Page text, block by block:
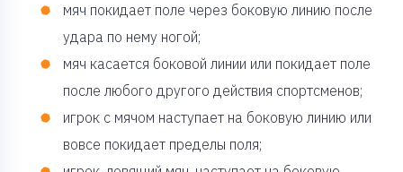
мяч покидает поле через боковую линию после
удара по нему ногой;
мяч касается боковой линии или покидает поле
после любого другого действия спортсменов;
игрок с мячом наступает на боковую линию или
вовсе покидает пределы поля;